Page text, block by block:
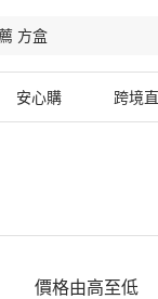
安心購 跨境
價格由高至低